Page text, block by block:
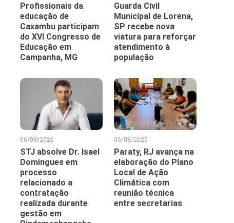
Profissionais da
educação de
Caxambu participam
do XVI Congresso de
Educação em
Campanha, MG
Guarda Civil
Municipal de Lorena,
SP recebe nova
viatura para reforçar
atendimento à
população
06/08/2026
STJ absolve Dr. Isael
Domingues em
processo
relacionado a
contratação
realizada durante
gestão em
06/08/2026
Paraty, RJ avança na
elaboração do Plano
Local de Ação
Climática com
reunião técnica
entre secretarias